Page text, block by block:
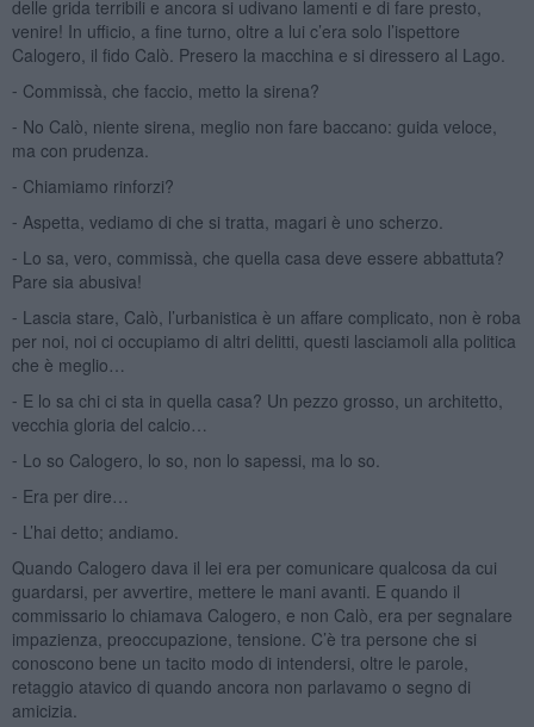
delle grida terribili e ancora si udivano lamenti e di fare presto,
venire! In ufficio, a fine turno, oltre a lui c’era solo l’ispettore
Calogero, il fido Calò. Presero la macchina e si diressero al Lago.
⁃ Commissà, che faccio, metto la sirena?
⁃ No Calò, niente sirena, meglio non fare baccano: guida veloce,
ma con prudenza.
⁃ Chiamiamo rinforzi?
⁃ Aspetta, vediamo di che si tratta, magari è uno scherzo.
⁃ Lo sa, vero, commissà, che quella casa deve essere abbattuta?
Pare sia abusiva!
⁃ Lascia stare, Calò, l’urbanistica è un affare complicato, non è roba
per noi, noi ci occupiamo di altri delitti, questi lasciamoli alla politica
che è meglio…
⁃ E lo sa chi ci sta in quella casa? Un pezzo grosso, un architetto,
vecchia gloria del calcio…
⁃ Lo so Calogero, lo so, non lo sapessi, ma lo so.
⁃ Era per dire…
⁃ L’hai detto; andiamo.
Quando Calogero dava il lei era per comunicare qualcosa da cui
guardarsi, per avvertire, mettere le mani avanti. E quando il
commissario lo chiamava Calogero, e non Calò, era per segnalare
impazienza, preoccupazione, tensione. C’è tra persone che si
conoscono bene un tacito modo di intendersi, oltre le parole,
retaggio atavico di quando ancora non parlavamo o segno di
amicizia.